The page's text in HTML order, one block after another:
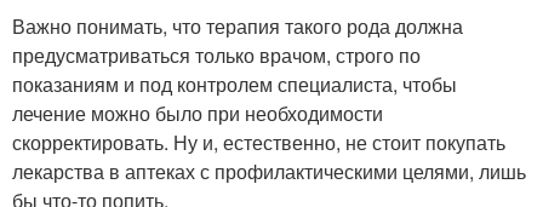
Важно понимать, что терапия такого рода должна
предусматриваться только врачом, строго по
показаниям и под контролем специалиста, чтобы
лечение можно было при необходимости
скорректировать. Ну и, естественно, не стоит покупать
лекарства в аптеках с профилактическими целями, лишь
бы что-то попить.